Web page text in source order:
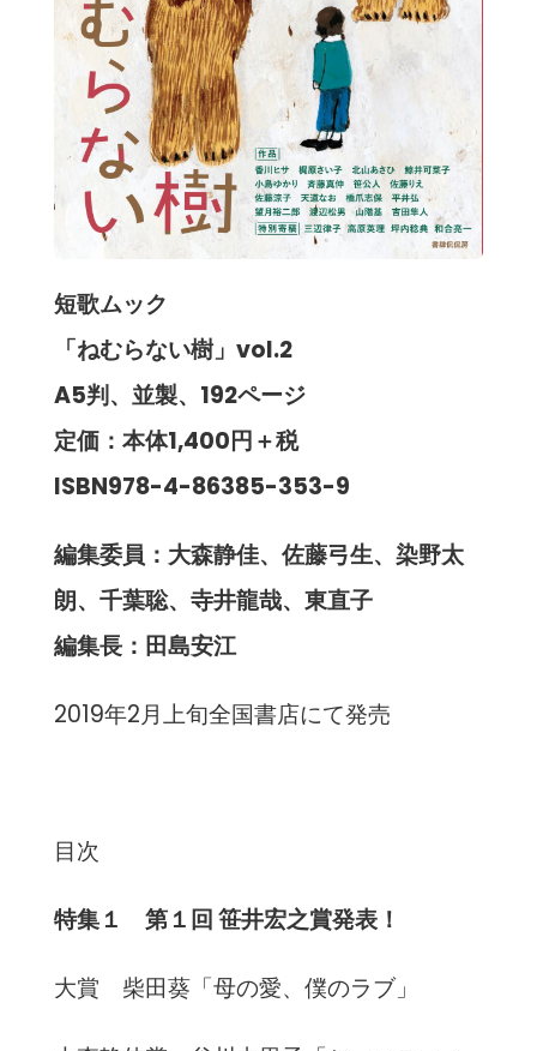
短歌ムック
「ねむらない樹」vol.2
A5判、並製、192ページ
定価：本体1,400円＋税
ISBN978-4-86385-353-9
編集委員：大森静佳、佐藤弓生、染野太
朗、千葉聡、寺井龍哉、東直子
編集長：田島安江
2019年2月上旬全国書店にて発売
目次
特集１ 第１回 笹井宏之賞発表！
大賞 柴田葵「母の愛、僕のラブ」